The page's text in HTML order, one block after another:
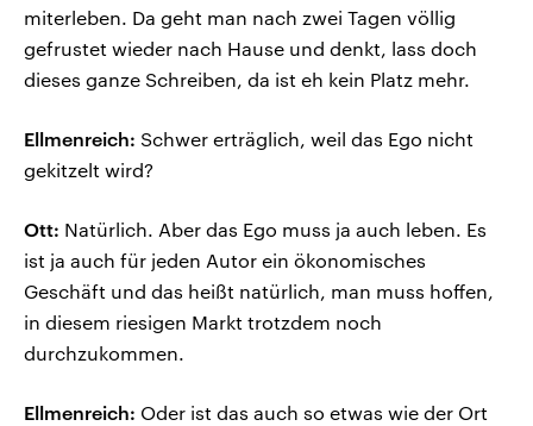
miterleben. Da geht man nach zwei Tagen völlig
gefrustet wieder nach Hause und denkt, lass doch
dieses ganze Schreiben, da ist eh kein Platz mehr.
Ellmenreich: Schwer erträglich, weil das Ego nicht
gekitzelt wird?
Ott: Natürlich. Aber das Ego muss ja auch leben. Es
ist ja auch für jeden Autor ein ökonomisches
Geschäft und das heißt natürlich, man muss hoffen,
in diesem riesigen Markt trotzdem noch
durchzukommen.
Ellmenreich: Oder ist das auch so etwas wie der Ort